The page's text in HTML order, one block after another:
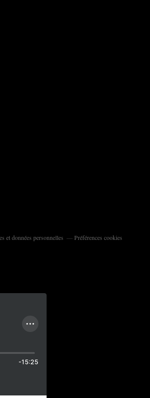
et données personnelles Préférences cookies
-15:25